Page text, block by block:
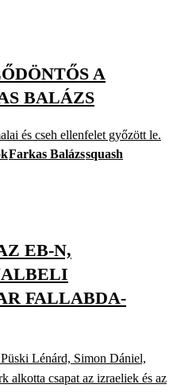
A
BALÁZS
és cseh ellenfelet győzött le.
Farkas Balázssquash
EB-N,
FALLABDA-
Lénárd, Simon Dániel,
alkotta csapat az izraeliek és az